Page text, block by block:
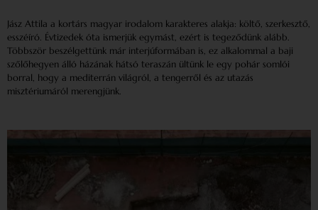
Jász Attila a kortárs magyar irodalom karakteres alakja: költő, szerkesztő,
esszéíró. Évtizedek óta ismerjük egymást, ezért is tegeződünk alább.
Többször beszélgettünk már interjúformában is, ez alkalommal a baji
szőlőhegyen álló házának hátsó teraszán ültünk le egy pohár somlói
borral, hogy a mediterrán világról, a tengerről és az utazás
misztériumáról merengjünk.